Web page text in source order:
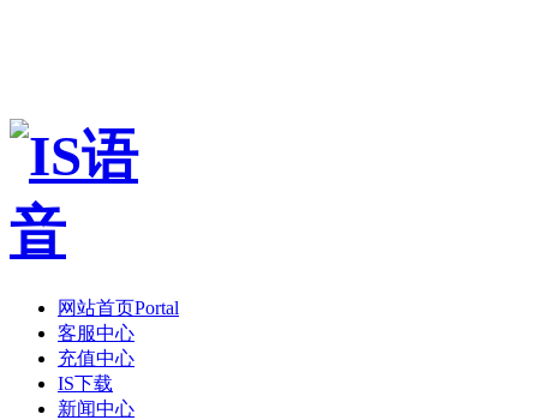
网站首页Portal
客服中心
充值中心
IS下载
新闻中心